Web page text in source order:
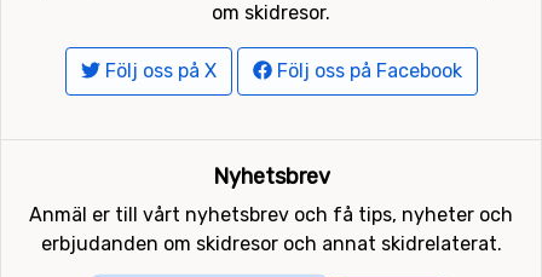
om skidresor.
Följ oss på X Följ oss på Facebook
Nyhetsbrev
Anmäl er till vårt nyhetsbrev och få tips, nyheter och
erbjudanden om skidresor och annat skidrelaterat.